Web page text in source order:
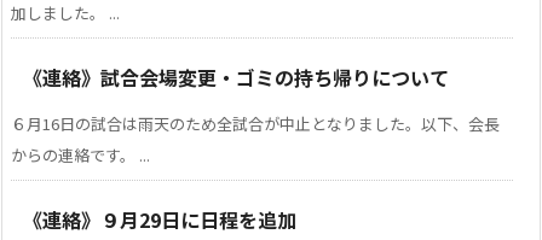
加しました。 ...
《連絡》試合会場変更・ゴミの持ち帰りについて
６月16日の試合は雨天のため全試合が中止となりました。以下、会長
からの連絡です。 ...
《連絡》９月29日に日程を追加